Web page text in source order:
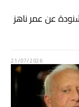
عن عمر ناهز
21/07/2026